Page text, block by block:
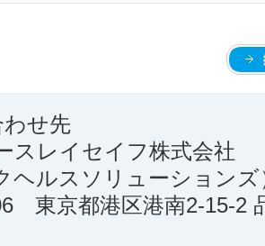
せ先
スレイセイフ株式会社
ヘルスソリューションズ
東京都港区港南2-15-2